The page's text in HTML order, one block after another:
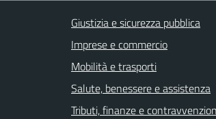
Giustizia e sicurezza pubblica
Imprese e commercio
Mobilità e trasporti
Salute, benessere e assistenza
Tributi, finanze e